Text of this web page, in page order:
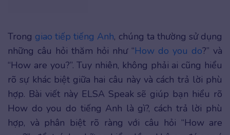
Trong giao tiếp tiếng Anh, chúng ta thường sử dụng
những câu hỏi thăm hỏi như “How do you do?” và
“How are you?”. Tuy nhiên, không phải ai cũng hiểu
rõ sự khác biệt giữa hai câu này và cách trả lời phù
hợp. Bài viết này ELSA Speak sẽ giúp bạn hiểu rõ
How do you do tiếng Anh là gì?, cách trả lời phù
hợp, và phân biệt rõ ràng với câu hỏi “How are